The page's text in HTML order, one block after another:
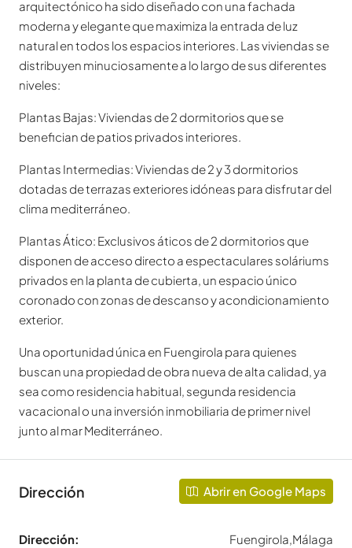
arquitectónico ha sido diseñado con una fachada
moderna y elegante que maximiza la entrada de luz
natural en todos los espacios interiores. Las viviendas se
distribuyen minuciosamente a lo largo de sus diferentes
niveles:
Plantas Bajas: Viviendas de 2 dormitorios que se
benefician de patios privados interiores.
Plantas Intermedias: Viviendas de 2 y 3 dormitorios
dotadas de terrazas exteriores idóneas para disfrutar del
clima mediterráneo.
Plantas Ático: Exclusivos áticos de 2 dormitorios que
disponen de acceso directo a espectaculares soláriums
privados en la planta de cubierta, un espacio único
coronado con zonas de descanso y acondicionamiento
exterior.
Una oportunidad única en Fuengirola para quienes
buscan una propiedad de obra nueva de alta calidad, ya
sea como residencia habitual, segunda residencia
vacacional o una inversión inmobiliaria de primer nivel
junto al mar Mediterráneo.
Dirección Abrir en Google Maps
Dirección: Fuengirola,Málaga